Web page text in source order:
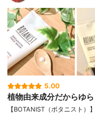
5.00
植物由来成分だからゆら
【BOTANIST（ボタニスト）